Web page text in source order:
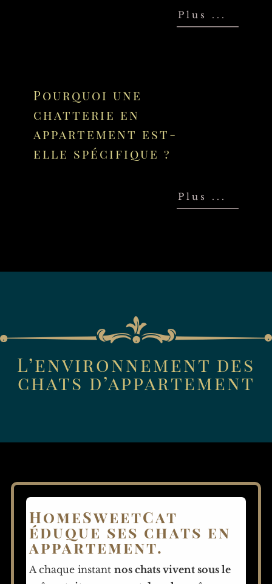
Plus ...
Pourquoi une
chatterie en
appartement est-
elle spécifique ?
Plus ...
L’environnement des
chats d’appartement
HomeSweetCat
éduque ses chats en
appartement.
A chaque instant nos chats vivent sous le